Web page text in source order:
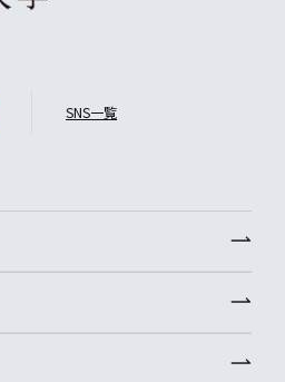
SNS一覧